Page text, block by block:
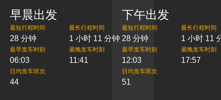
早晨出发
最短行程时间
28 分钟
最长行程时间
1 小时 11 分钟
最早发车时刻
06:03
最晚发车时刻
11:41
日均发车班次
44
下午出发
最短行程时间
28 分钟
最长行程时间
1 小时 11
最早发车时刻
12:03
最晚发车时刻
17:57
日均发车班次
51